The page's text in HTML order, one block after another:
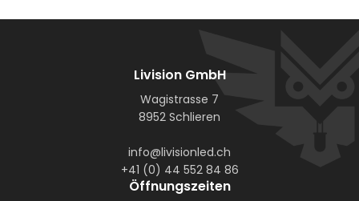
Livision GmbH
Wagistrasse 7
8952 Schlieren
info@livisionled.ch
+41 (0) 44 552 84 86
Öffnungszeiten